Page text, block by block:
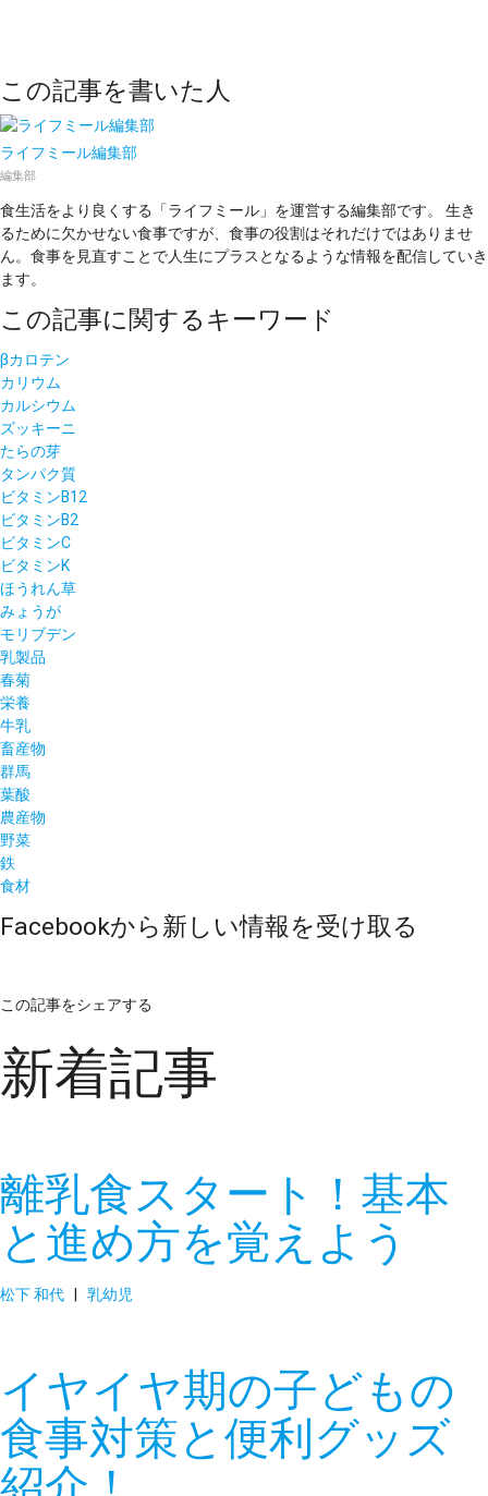
この記事を書いた人
ライフミール編集部
編集部
食生活をより良くする「ライフミール」を運営する編集部です。 生き
るために欠かせない食事ですが、食事の役割はそれだけではありませ
ん。食事を見直すことで人生にプラスとなるような情報を配信していき
ます。
この記事に関するキーワード
βカロテン
カリウム
カルシウム
ズッキーニ
たらの芽
タンパク質
ビタミンB12
ビタミンB2
ビタミンC
ビタミンK
ほうれん草
みょうが
モリブデン
乳製品
春菊
栄養
牛乳
畜産物
群馬
葉酸
農産物
野菜
鉄
食材
Facebookから新しい情報を受け取る
この記事をシェアする
新着記事
離乳食スタート！基本
と進め方を覚えよう
松下 和代 | 乳幼児
イヤイヤ期の子どもの
食事対策と便利グッズ